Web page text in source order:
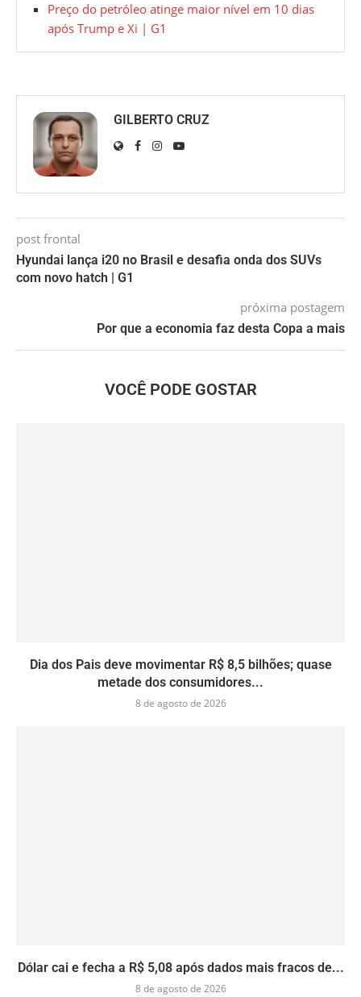
Preço do petróleo atinge maior nível em 10 dias
após Trump e Xi | G1
GILBERTO CRUZ
post frontal
Hyundai lança i20 no Brasil e desafia onda dos SUVs
com novo hatch | G1
próxima postagem
Por que a economia faz desta Copa a mais
VOCÊ PODE GOSTAR
Dia dos Pais deve movimentar R$ 8,5 bilhões; quase
metade dos consumidores...
8 de agosto de 2026
Dólar cai e fecha a R$ 5,08 após dados mais fracos de...
8 de agosto de 2026